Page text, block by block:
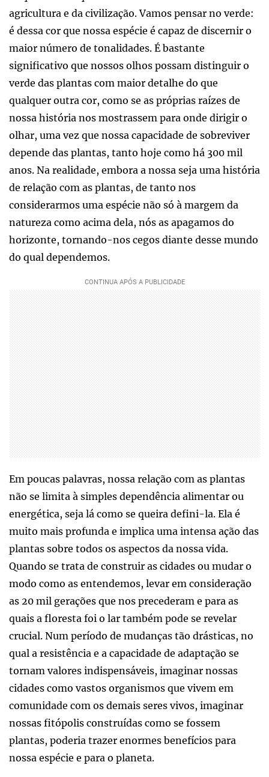
agricultura e da civilização. Vamos pensar no verde:
é dessa cor que nossa espécie é capaz de discernir o
maior número de tonalidades. É bastante
significativo que nossos olhos possam distinguir o
verde das plantas com maior detalhe do que
qualquer outra cor, como se as próprias raízes de
nossa história nos mostrassem para onde dirigir o
olhar, uma vez que nossa capacidade de sobreviver
depende das plantas, tanto hoje como há 300 mil
anos. Na realidade, embora a nossa seja uma história
de relação com as plantas, de tanto nos
considerarmos uma espécie não só à margem da
natureza como acima dela, nós as apagamos do
horizonte, tornando-nos cegos diante desse mundo
do qual dependemos.
Em poucas palavras, nossa relação com as plantas
não se limita à simples dependência alimentar ou
energética, seja lá como se queira defini-la. Ela é
muito mais profunda e implica uma intensa ação das
plantas sobre todos os aspectos da nossa vida.
Quando se trata de construir as cidades ou mudar o
modo como as entendemos, levar em consideração
as 20 mil gerações que nos precederam e para as
quais a floresta foi o lar também pode se revelar
crucial. Num período de mudanças tão drásticas, no
qual a resistência e a capacidade de adaptação se
tornam valores indispensáveis, imaginar nossas
cidades como vastos organismos que vivem em
comunidade com os demais seres vivos, imaginar
nossas fitópolis construídas como se fossem
plantas, poderia trazer enormes benefícios para
nossa espécie e para o planeta.